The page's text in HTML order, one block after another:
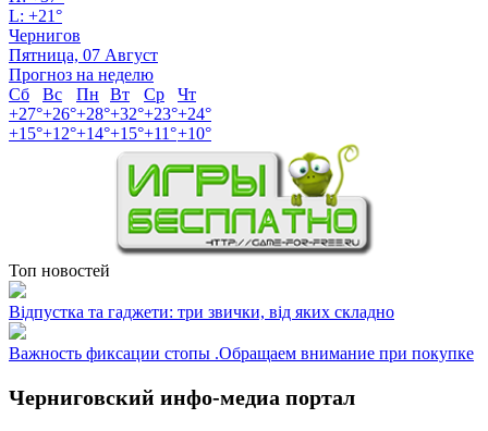
L: +21°
Чернигов
Пятница, 07 Август
Прогноз на неделю
Сб
Вс Пн Вт Ср
Чт
+27°+26°+28°+32°+23°+24°
+15°+12°+14°+15°+11°+10°
Топ новостей
Відпустка та гаджети: три звички, від яких складно
Важность фиксации стопы .Обращаем внимание при покупке
Черниговский инфо-медиа портал